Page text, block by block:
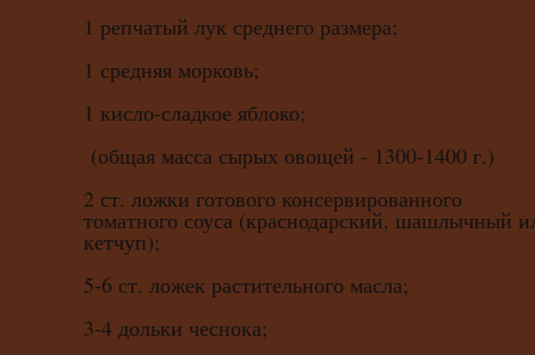
1 репчатый лук среднего размера;
1 средняя морковь;
1 кисло-сладкое яблоко;
(общая масса сырых овощей - 1300-1400 г.)
2 ст. ложки готового консервированного
томатного соуса (краснодарский, шашлычный
кетчуп);
5-6 ст. ложек растительного масла;
3-4 дольки чеснока;